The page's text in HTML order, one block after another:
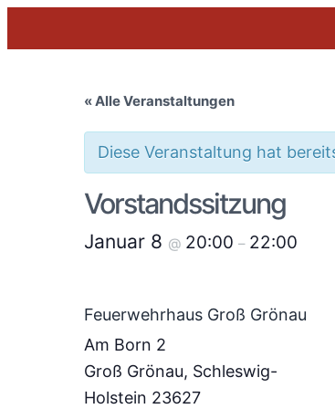
« Alle Veranstaltungen
Diese Veranstaltung hat
Vorstandssitzung
Januar 8 @ 20:00 – 22:00
Feuerwehrhaus Groß Grönau
Am Born 2
Groß Grönau, Schleswig-
Holstein 23627